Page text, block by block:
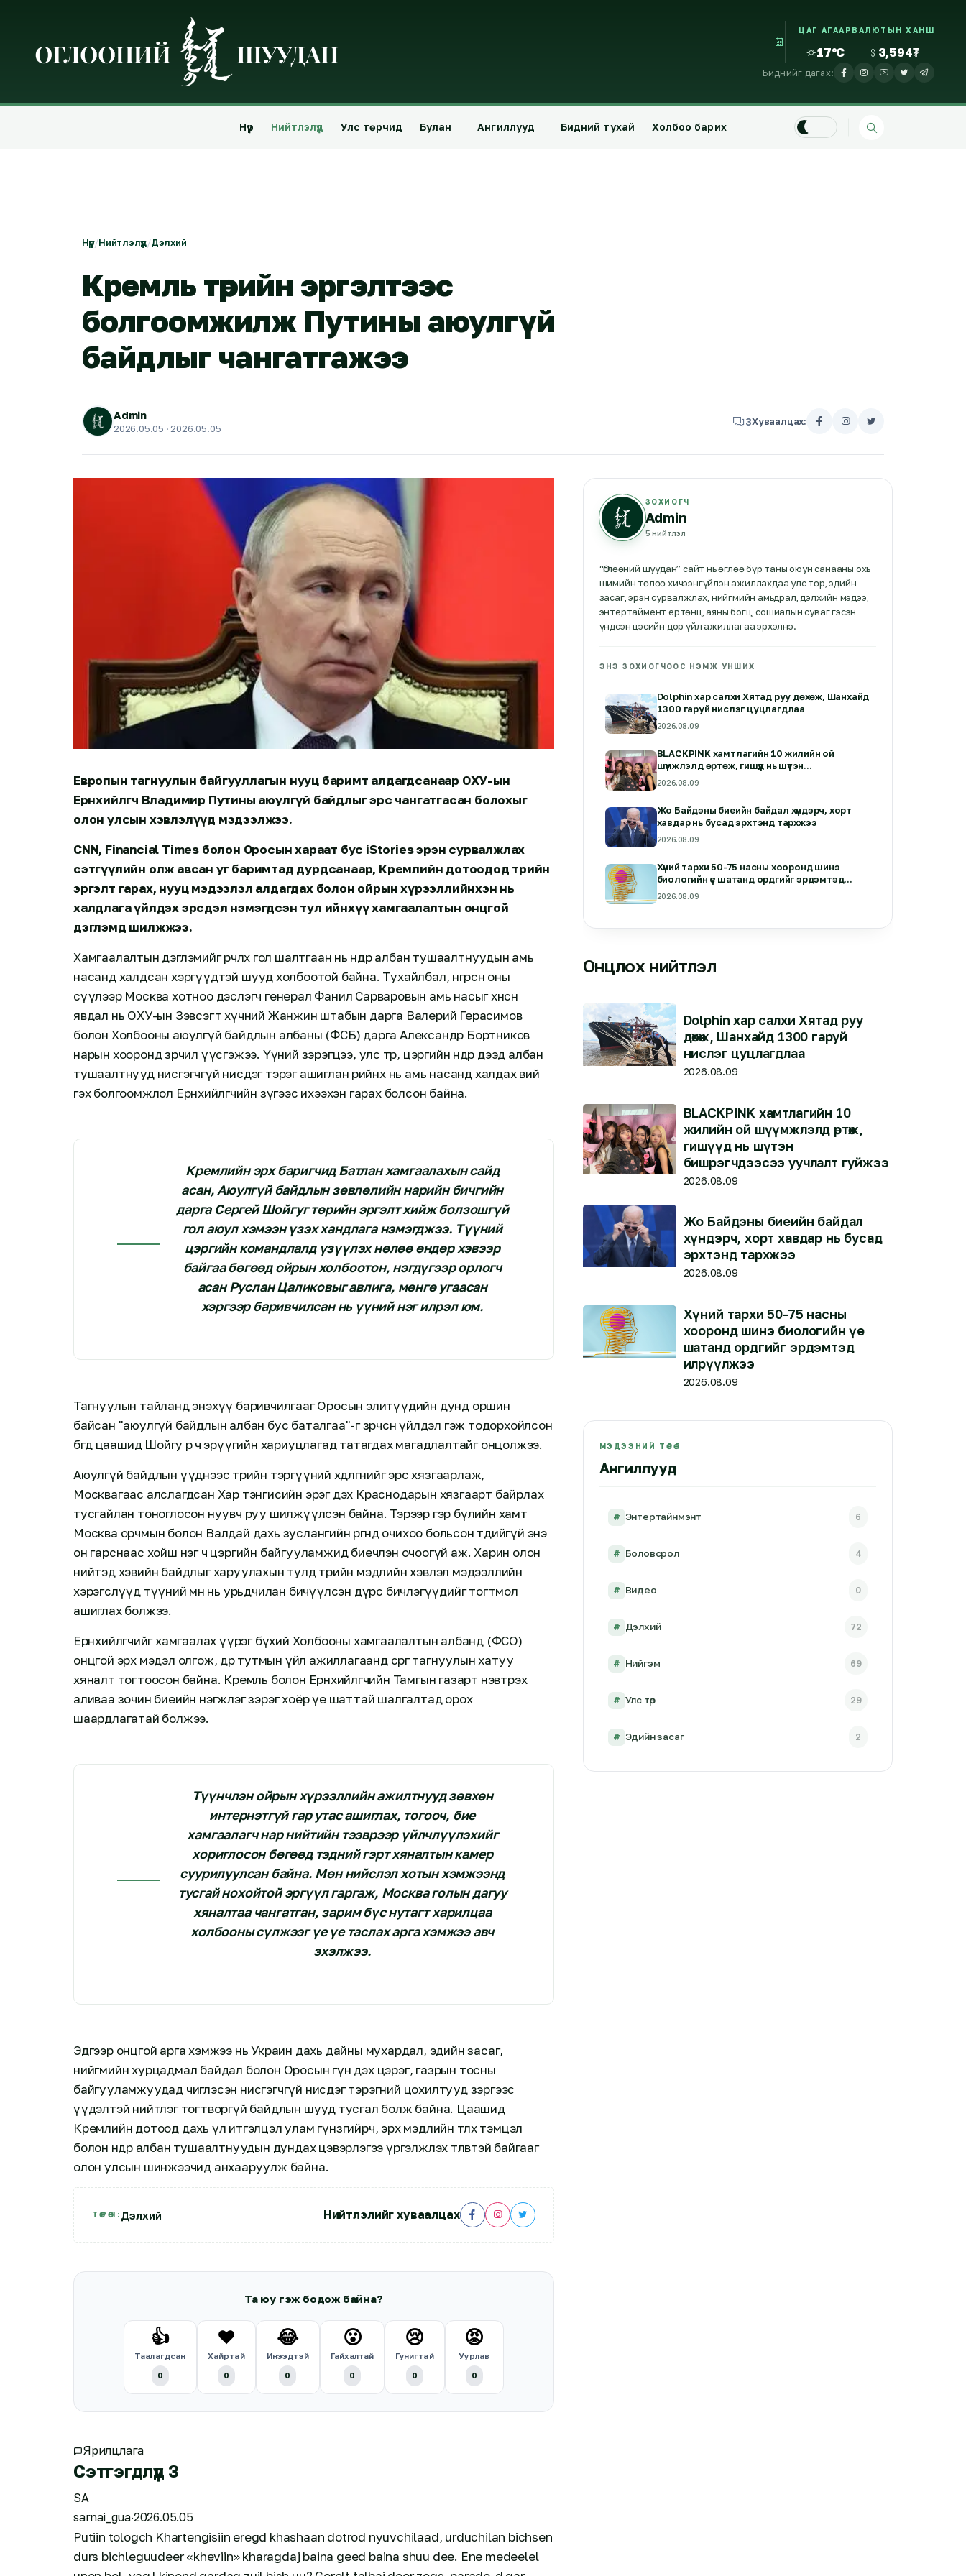
ЦАГ АГААР
17°C
ВАЛЮТЫН ХАНШ
3,594₮
Биднийг дагах:
Нүүр Нийтлэлүүд Улс төрчид Булан Ангиллууд Бидний тухай Холбоо барих
Нүүр/Нийтлэлүүд/Дэлхий
Кремль төрийн эргэлтээс
болгоомжилж Путины аюулгүй
байдлыг чангатгажээ
Admin
2026.05.05 · 2026.05.05
3Хуваалцах:
Европын тагнуулын байгууллагын нууц баримт алдагдсанаар ОХУ-ын
Ерөнхийлөгч Владимир Путины аюулгүй байдлыг эрс чангатгасан болохыг
олон улсын хэвлэлүүд мэдээлжээ.
CNN, Financial Times болон Оросын хараат бус iStories эрэн сурвалжлах
сэтгүүлийн олж авсан уг баримтад дурдсанаар, Кремлийн дотоодод төрийн
эргэлт гарах, нууц мэдээлэл алдагдах болон ойрын хүрээллийнхэн нь
халдлага үйлдэх эрсдэл нэмэгдсэн тул ийнхүү хамгаалалтын онцгой
дэглэмд шилжжээ.
Хамгаалалтын дэглэмийг өөрчлөх гол шалтгаан нь өндөр албан тушаалтнуудын амь
насанд халдсан хэргүүдтэй шууд холбоотой байна. Тухайлбал, өнгөрсөн оны
сүүлээр Москва хотноо дэслэгч генерал Фанил Сарваровын амь насыг хөнөөсөн
явдал нь ОХУ-ын Зэвсэгт хүчний Жанжин штабын дарга Валерий Герасимов
болон Холбооны аюулгүй байдлын албаны (ФСБ) дарга Александр Бортников
нарын хооронд зөрчил үүсгэжээ. Үүний зэрэгцээ, улс төр, цэргийн өндөр дээд албан
тушаалтнууд нисгэгчгүй нисдэг тэрэг ашиглан өөрийнх нь амь насанд халдах вий
гэх болгоомжлол Ерөнхийлөгчийн зүгээс ихээхэн гарах болсон байна.
Кремлийн эрх баригчид Батлан хамгаалахын сайд
асан, Аюулгүй байдлын зөвлөлийн нарийн бичгийн
дарга Сергей Шойгуг төрийн эргэлт хийж болзошгүй
гол аюул хэмээн үзэх хандлага нэмэгджээ. Түүний
цэргийн командлалд үзүүлэх нөлөө өндөр хэвээр
байгаа бөгөөд ойрын холбоотон, нэгдүгээр орлогч
асан Руслан Цаликовыг авлига, мөнгө угаасан
хэргээр баривчилсан нь үүний нэг илрэл юм.
Тагнуулын тайланд энэхүү баривчилгааг Оросын элитүүдийн дунд оршин
байсан "аюулгүй байдлын албан бус баталгаа"-г зөрчсөн үйлдэл гэж тодорхойлсон
бөгөөд цаашид Шойгу өөрөө ч эрүүгийн хариуцлагад татагдах магадлалтайг онцолжээ.
Аюулгүй байдлын үүднээс төрийн тэргүүний хөдөлгөөнийг эрс хязгаарлаж,
Москвагаас алслагдсан Хар тэнгисийн эрэг дэх Краснодарын хязгаарт байрлах
тусгайлан тоноглосон нуувч руу шилжүүлсэн байна. Тэрээр гэр бүлийн хамт
Москва орчмын болон Валдай дахь зуслангийн өргөөндөө очихоо больсон төдийгүй энэ
он гарснаас хойш нэг ч цэргийн байгууламжид биечлэн очоогүй аж. Харин олон
нийтэд хэвийн байдлыг харуулахын тулд төрийн мэдлийн хэвлэл мэдээллийн
хэрэгслүүд түүний өмнө нь урьдчилан бичүүлсэн дүрс бичлэгүүдийг тогтмол
ашиглах болжээ.
Ерөнхийлөгчийг хамгаалах үүрэг бүхий Холбооны хамгаалалтын албанд (ФСО)
онцгой эрх мэдэл олгож, өдөр тутмын үйл ажиллагаанд сөрөг тагнуулын хатуу
хяналт тогтоосон байна. Кремль болон Ерөнхийлөгчийн Тамгын газарт нэвтрэх
аливаа зочин биеийн нэгжлэг зэрэг хоёр үе шаттай шалгалтад орох
шаардлагатай болжээ.
Түүнчлэн ойрын хүрээллийн ажилтнууд зөвхөн
интернэтгүй гар утас ашиглах, тогооч, бие
хамгаалагч нар нийтийн тээврээр үйлчлүүлэхийг
хориглосон бөгөөд тэдний гэрт хяналтын камер
суурилуулсан байна. Мөн нийслэл хотын хэмжээнд
тусгай нохойтой эргүүл гаргаж, Москва голын дагуу
хяналтаа чангатган, зарим бүс нутагт харилцаа
холбооны сүлжээг үе үе таслах арга хэмжээ авч
эхэлжээ.
Эдгээр онцгой арга хэмжээ нь Украин дахь дайны мухардал, эдийн засаг,
нийгмийн хурцадмал байдал болон Оросын гүн дэх цэрэг, газрын тосны
байгууламжуудад чиглэсэн нисгэгчгүй нисдэг тэрэгний цохилтууд зэргээс
үүдэлтэй нийтлэг тогтворгүй байдлын шууд тусгал болж байна. Цаашид
Кремлийн дотоод дахь үл итгэлцэл улам гүнзгийрч, эрх мэдлийн төлөөх тэмцэл
болон өндөр албан тушаалтнуудын дундах цэвэрлэгээ үргэлжлэх төлөвтэй байгааг
олон улсын шинжээчид анхааруулж байна.
ТӨРӨЛ: Дэлхий Нийтлэлийг хуваалцах
Та юу гэж бодож байна?
👍
Таалагдсан
0
❤️
Хайртай
0
😂
Инээдтэй
0
😮
Гайхалтай
0
😢
Гунигтай
0
😡
Уурлав
0
Ярилцлага
Сэтгэгдлүүд 3
SA
sarnai_gua·2026.05.05
Putiin tologch Khartengisiin eregd khashaan dotrod nуuvchilaad, urduchilan bichsen
durs bichleguudeer «kheviin» kharagdaj baina geed baina shuu dee. Ene medeelel
ЗОХИОГЧ
Admin
5 нийтлэл
“Өглөөний шуудан” сайт нь өглөө бүр таны оюун санааны охь
шимийн төлөө хичээнгүйлэн ажиллахдаа улс төр, эдийн
засаг, эрэн сурвалжлах, нийгмийн амьдрал, дэлхийн мэдээ,
энтертаймент ертөнц, аяны богц, сошиалын суваг гэсэн
үндсэн цэсийн дор үйл ажиллагаа эрхэлнэ.
ЭНЭ ЗОХИОГЧООС НЭМЖ УНШИХ
Dolphin хар салхи Хятад руу дөхөж, Шанхайд
1300 гаруй нислэг цуцлагдлаа
2026.08.09
BLACKPINK хамтлагийн 10 жилийн ой
шүүмжлэлд өртөж, гишүүд нь шүтэн
бишрэгчдээсээ уучлалт гуйжээ
2026.08.09
Жо Байдэны биеийн байдал хүндэрч, хорт
хавдар нь бусад эрхтэнд тархжээ
2026.08.09
Хүний тархи 50-75 насны хооронд шинэ
биологийн үе шатанд ордгийг эрдэмтэд
илрүүлжээ
2026.08.09
Онцлох нийтлэл
Dolphin хар салхи Хятад руу
дөхөж, Шанхайд 1300 гаруй
нислэг цуцлагдлаа
2026.08.09
BLACKPINK хамтлагийн 10
жилийн ой шүүмжлэлд өртөж,
гишүүд нь шүтэн
бишрэгчдээсээ уучлалт гуйжээ
2026.08.09
Жо Байдэны биеийн байдал
хүндэрч, хорт хавдар нь бусад
эрхтэнд тархжээ
2026.08.09
Хүний тархи 50-75 насны
хооронд шинэ биологийн үе
шатанд ордгийг эрдэмтэд
илрүүлжээ
2026.08.09
МЭДЭЭНИЙ ТӨРӨЛ
Ангиллууд
# Энтертайнмэнт 6
# Боловсрол 4
# Видео 0
# Дэлхий 72
# Нийгэм 69
# Улс төр 29
# Эдийн засаг 2